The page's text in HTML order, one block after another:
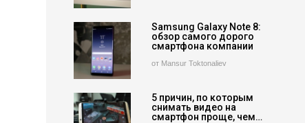
Samsung Galaxy Note 8:
обзор самого дорого
смартфона компании
от Mansur Toktonaliev
5 причин, по которым
снимать видео на
смартфон проще, чем…